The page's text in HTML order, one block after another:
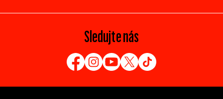
Sledujte nás